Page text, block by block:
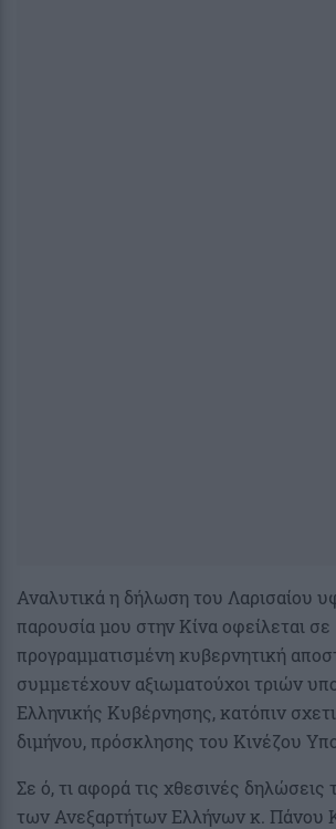
Αναλυτικά η δήλωση του Λαρισαίου
παρουσία μου στην Κίνα οφείλεται σε
προγραμματισμένη κυβερνητική
συμμετέχουν αξιωματούχοι τριών
Ελληνικής Κυβέρνησης, κατόπιν
διμήνου, πρόσκλησης του Κινέζου
Σε ό, τι αφορά τις χθεσινές δηλώσεις
των Ανεξαρτήτων Ελλήνων κ. Πάνου